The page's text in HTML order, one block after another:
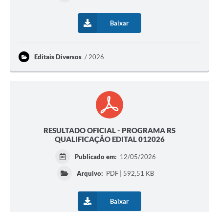
Galeria de Fotos
Baixar
Editais Diversos 2026
RESULTADO OFICIAL - PROGRAMA RS
QUALIFICAÇÃO EDITAL 012026
Publicado em: 12/05/2026
Arquivo: PDF | 592,51 KB
Baixar